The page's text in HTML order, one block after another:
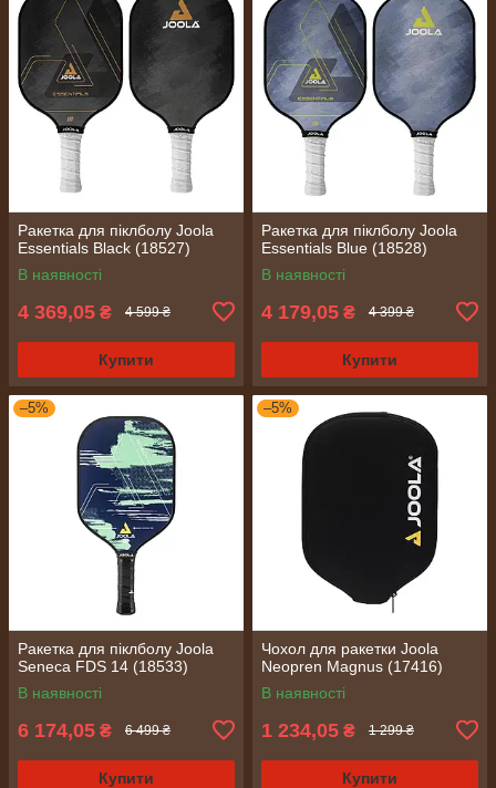
Ракетка для піклболу Joola
Essentials Black (18527)
В наявності
4 369,05 ₴ 4 599 ₴
Купити
Ракетка для піклболу Joola
Essentials Blue (18528)
В наявності
4 179,05 ₴ 4 399 ₴
Купити
–5%
Ракетка для піклболу Joola
Seneca FDS 14 (18533)
В наявності
6 174,05 ₴ 6 499 ₴
Купити
–5%
Чохол для ракетки Joola
Neopren Magnus (17416)
В наявності
1 234,05 ₴ 1 299 ₴
Купити